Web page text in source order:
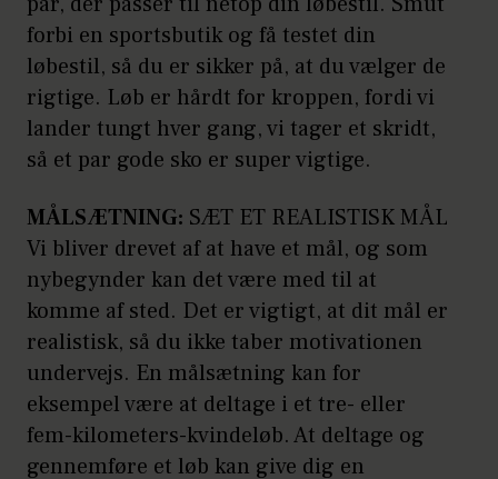
forbi en sportsbutik og få testet din
løbestil, så du er sikker på, at du vælger de
rigtige. Løb er hårdt for kroppen, fordi vi
lander tungt hver gang, vi tager et skridt,
så et par gode sko er super vigtige.
MÅLSÆTNING: SÆT ET REALISTISK MÅL
Vi bliver drevet af at have et mål, og som
nybegynder kan det være med til at
komme af sted. Det er vigtigt, at dit mål er
realistisk, så du ikke taber motivationen
undervejs. En målsætning kan for
eksempel være at deltage i et tre- eller
fem-kilometers-kvindeløb. At deltage og
gennemføre et løb kan give dig en